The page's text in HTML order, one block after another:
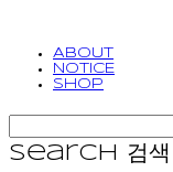
ABOUT
NOTICE
SHOP
Search
검색